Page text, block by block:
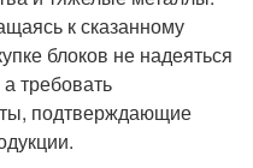
к сказанному
блоков не надеяться
требовать
подтверждающие